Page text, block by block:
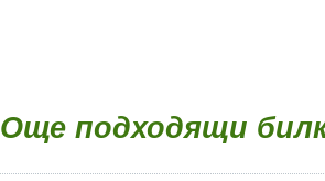
Още подходящи